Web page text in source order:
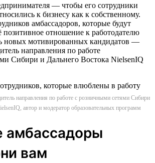
— чтобы его сотрудники
к бизнесу как к собственному.
амбассадоров, которые будут
позитивное отношение к работодателю
новых мотивированных кандидатов —
направления по работе
Сибири и Дальнего Востока NielsenIQ
направления по работе с розничными сетями Сибири
автор и модератор образовательных программ
амбассадоры
вам